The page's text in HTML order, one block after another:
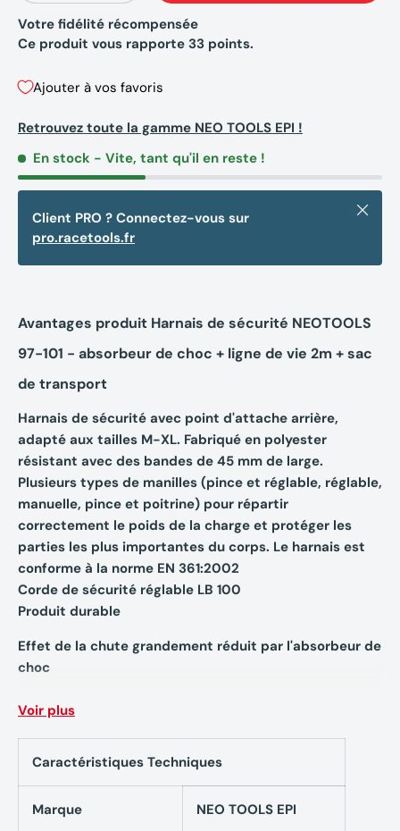
Votre fidélité récompensée
Ce produit vous rapporte 33 points.
Ajouter à vos favoris
Retrouvez toute la gamme NEO TOOLS EPI !
En stock - Vite, tant qu'il en reste !
Client PRO ? Connectez-vous sur
pro.racetools.fr
Fermer
Avantages produit Harnais de sécurité NEOTOOLS
97-101 - absorbeur de choc + ligne de vie 2m + sac
de transport
Harnais de sécurité avec point d'attache arrière,
adapté aux tailles M-XL. Fabriqué en polyester
résistant avec des bandes de 45 mm de large.
Plusieurs types de manilles (pince et réglable, réglable,
manuelle, pince et poitrine) pour répartir
correctement le poids de la charge et protéger les
parties les plus importantes du corps. Le harnais est
conforme à la norme EN 361:2002
Corde de sécurité réglable LB 100
Produit durable
Effet de la chute grandement réduit par l'absorbeur de
choc
Sac de transport pratique
Il s'agit d'un équipement de sécurité obligatoire pour
les professions qui nécessitent de travailler dans des
conditions de risque accru en hauteur. Recommandé
principalement pour les tâches professionnelles sur les
structures des bâtiments et à l'intérieur
Voir plus
Caractéristiques Techniques
Marque NEO TOOLS EPI